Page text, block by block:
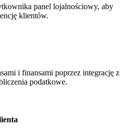
panel lojalnościowy, aby
klientów.
i finansami poprzez integrację z
podatkowe.